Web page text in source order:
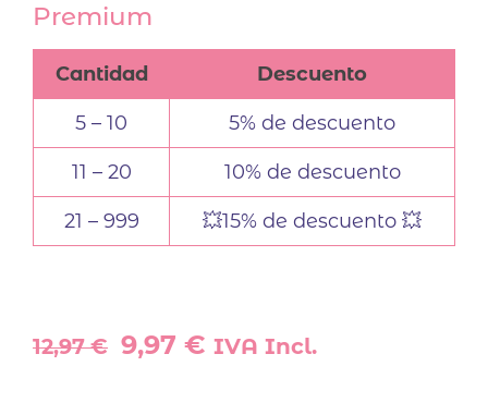
Premium
Cantidad Descuento
5 – 10 5% de descuento
11 – 20 10% de descuento
21 – 999 💥15% de descuento 💥
12,97€ El
9,97 € El
IVA Incl.